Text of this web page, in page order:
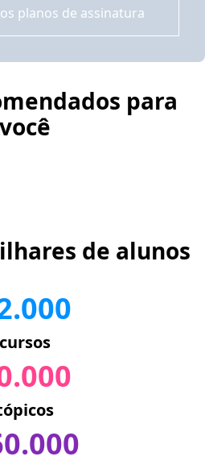
planos de assinatura
para
você
de alunos
cursos